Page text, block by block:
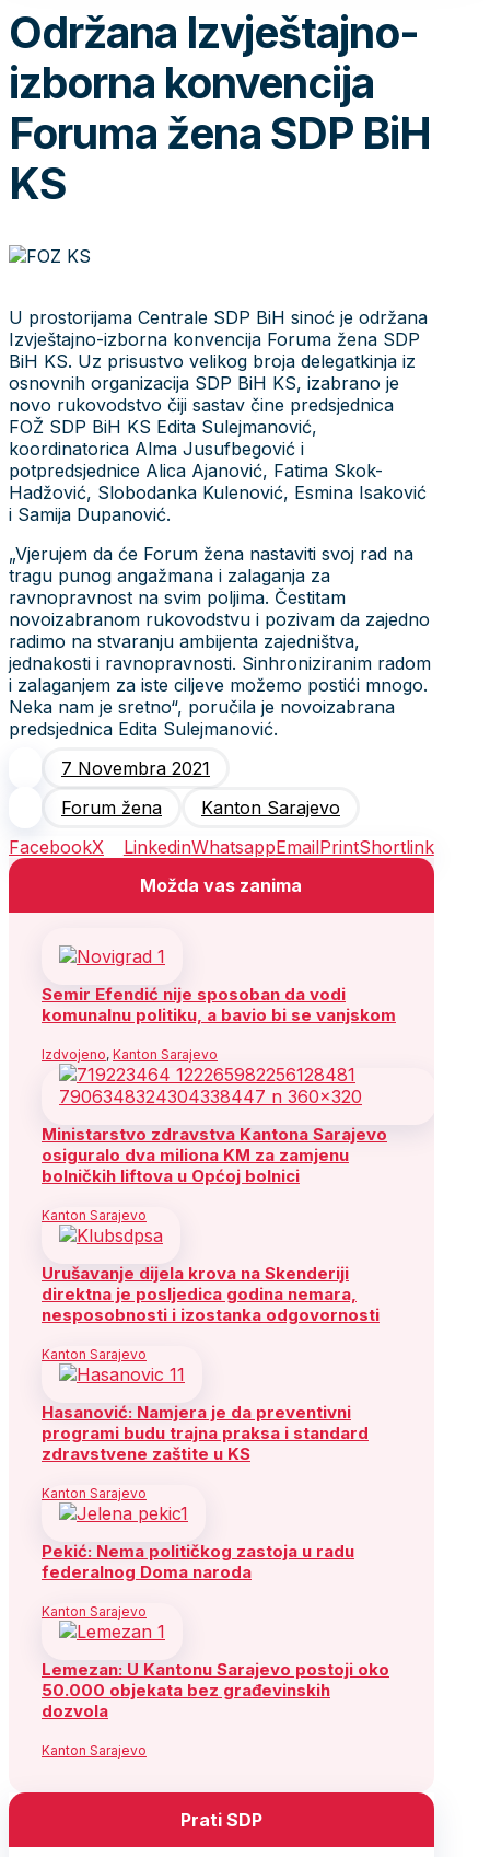
Održana Izvještajno-
izborna konvencija
Foruma žena SDP BiH
KS
U prostorijama Centrale SDP BiH sinoć je održana
Izvještajno-izborna konvencija Foruma žena SDP
BiH KS. Uz prisustvo velikog broja delegatkinja iz
osnovnih organizacija SDP BiH KS, izabrano je
novo rukovodstvo čiji sastav čine predsjednica
FOŽ SDP BiH KS Edita Sulejmanović,
koordinatorica Alma Jusufbegović i
potpredsjednice Alica Ajanović, Fatima Skok-
Hadžović, Slobodanka Kulenović, Esmina Isaković
i Samija Dupanović.
„Vjerujem da će Forum žena nastaviti svoj rad na
tragu punog angažmana i zalaganja za
ravnopravnost na svim poljima. Čestitam
novoizabranom rukovodstvu i pozivam da zajedno
radimo na stvaranju ambijenta zajedništva,
jednakosti i ravnopravnosti. Sinhroniziranim radom
i zalaganjem za iste ciljeve možemo postići mnogo.
Neka nam je sretno“, poručila je novoizabrana
predsjednica Edita Sulejmanović.
7 Novembra 2021
Forum žena
Kanton Sarajevo
FacebookX LinkedinWhatsappEmailPrintShortlink
Možda vas zanima
Semir Efendić nije sposoban da vodi
komunalnu politiku, a bavio bi se vanjskom
Izdvojeno, Kanton Sarajevo
Ministarstvo zdravstva Kantona Sarajevo
osiguralo dva miliona KM za zamjenu
bolničkih liftova u Općoj bolnici
Kanton Sarajevo
Urušavanje dijela krova na Skenderiji
direktna je posljedica godina nemara,
nesposobnosti i izostanka odgovornosti
Kanton Sarajevo
Hasanović: Namjera je da preventivni
programi budu trajna praksa i standard
zdravstvene zaštite u KS
Kanton Sarajevo
Pekić: Nema političkog zastoja u radu
federalnog Doma naroda
Kanton Sarajevo
Lemezan: U Kantonu Sarajevo postoji oko
50.000 objekata bez građevinskih
dozvola
Kanton Sarajevo
Prati SDP